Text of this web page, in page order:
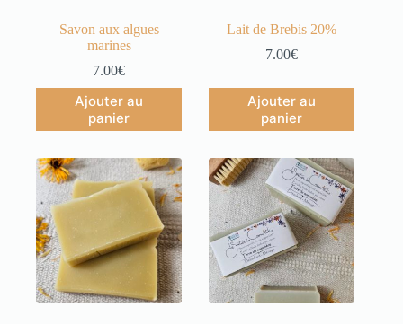
Savon aux algues
marines
7.00€
Ajouter au
panier
Lait de Brebis 20%
7.00€
Ajouter au
panier